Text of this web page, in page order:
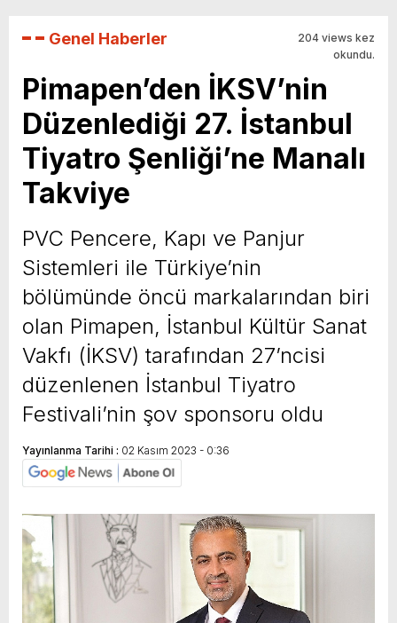
Genel Haberler
204 views kez
okundu.
Pimapen’den İKSV’nin
Düzenlediği 27. İstanbul
Tiyatro Şenliği’ne Manalı
Takviye
PVC Pencere, Kapı ve Panjur
Sistemleri ile Türkiye’nin
bölümünde öncü markalarından biri
olan Pimapen, İstanbul Kültür Sanat
Vakfı (İKSV) tarafından 27’ncisi
düzenlenen İstanbul Tiyatro
Festivali’nin şov sponsoru oldu
Yayınlanma Tarihi : 02 Kasım 2023 - 0:36